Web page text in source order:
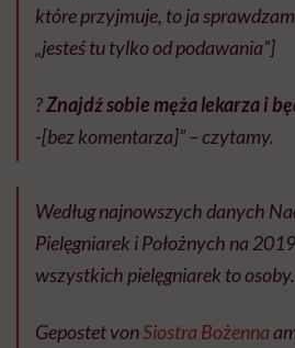
które przyjmuje, to ja
„jesteś tu tylko od podawania”]
?Znajdź sobie męża lekarza i
-[bez komentarza]” – czytamy.
Według najnowszych danych
Pielęgniarek i Położnych na
wszystkich pielęgniarek to
Gepostet vonSiostra Bożenna